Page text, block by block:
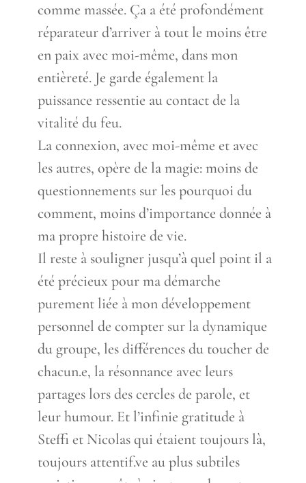
comme massée. Ça a été profondément
réparateur d’arriver à tout le moins être
en paix avec moi-même, dans mon
entièreté. Je garde également la
puissance ressentie au contact de la
vitalité du feu.
La connexion, avec moi-même et avec
les autres, opère de la magie: moins de
questionnements sur les pourquoi du
comment, moins d’importance donnée à
ma propre histoire de vie.
Il reste à souligner jusqu’à quel point il a
été précieux pour ma démarche
purement liée à mon développement
personnel de compter sur la dynamique
du groupe, les différences du toucher de
chacun.e, la résonnance avec leurs
partages lors des cercles de parole, et
leur humour. Et l’infinie gratitude à
Steffi et Nicolas qui étaient toujours là,
toujours attentif.ve au plus subtiles